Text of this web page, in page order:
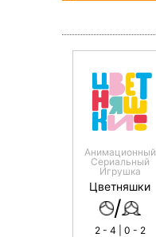
Анимационный
Сериальный
Игрушка
Цветняшки
/
2 - 4 | 0 - 2